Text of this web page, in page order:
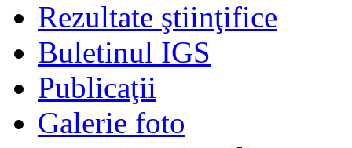
Rezultate ştiinţifice
Buletinul IGS
Publicaţii
Galerie foto